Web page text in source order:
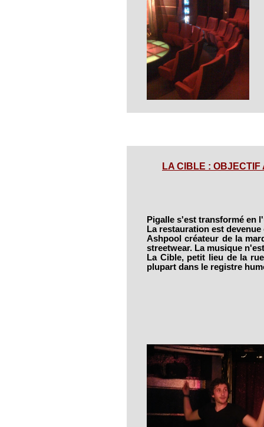
LA CIBLE :
Pigalle s'est transformé en
La restauration est
Ashpool créateur de la
streetwear. La musique
La Cible, petit lieu de la
plupart dans le registre